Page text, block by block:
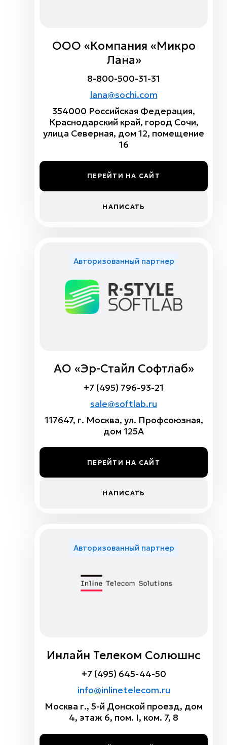
ООО «Компания «Микро
Лана»
8-800-500-31-31
lana@sochi.com
354000 Российская Федерация,
Краснодарский край, город Сочи,
улица Северная, дом 12, помещение
16
ПЕРЕЙТИ НА САЙТ
НАПИСАТЬ
Авторизованный партнер
АО «Эр-Стайл Софтлаб»
+7 (495) 796-93-21
sale@softlab.ru
117647, г. Москва, ул. Профсоюзная,
дом 125А
ПЕРЕЙТИ НА САЙТ
НАПИСАТЬ
Авторизованный партнер
Инлайн Телеком Солюшнс
+7 (495) 645-44-50
info@inlinetelecom.ru
Москва г., 5-й Донской проезд, дом
4, этаж 6, пом. I, ком. 7, 8